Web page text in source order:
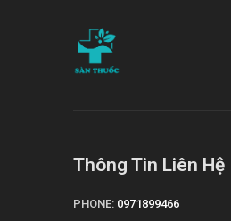
Thông Tin Liên Hệ
PHONE: 0971899466